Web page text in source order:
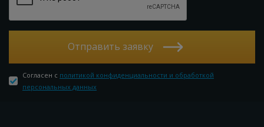
Отправить заявку
Согласен с политикой конфиденциальности и обработкой
персональных данных